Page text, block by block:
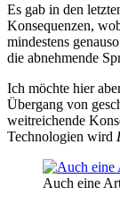
Es gab in den
Konsequenzen,
mindestens
die abnehmende
Ich möchte hier
Übergang von
weitreichende
Technologien wird
Auch eine